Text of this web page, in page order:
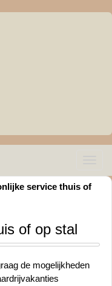
service thuis of
of op stal
de mogelijkheden